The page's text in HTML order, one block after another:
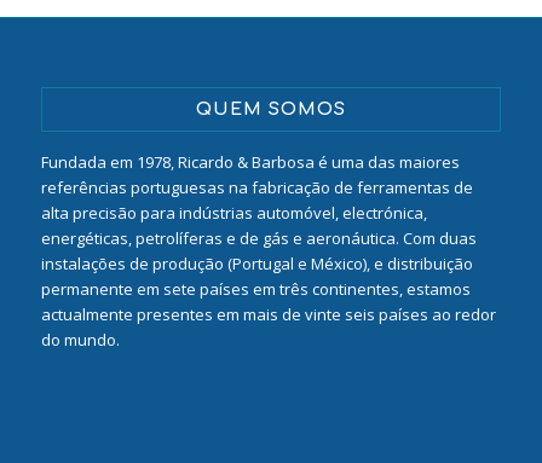
QUEM SOMOS
Fundada em 1978, Ricardo & Barbosa é uma das maiores
referências portuguesas na fabricação de ferramentas de
alta precisão para indústrias automóvel, electrónica,
energéticas, petrolíferas e de gás e aeronáutica. Com duas
instalações de produção (Portugal e México), e distribuição
permanente em sete países em três continentes, estamos
actualmente presentes em mais de vinte seis países ao redor
do mundo.